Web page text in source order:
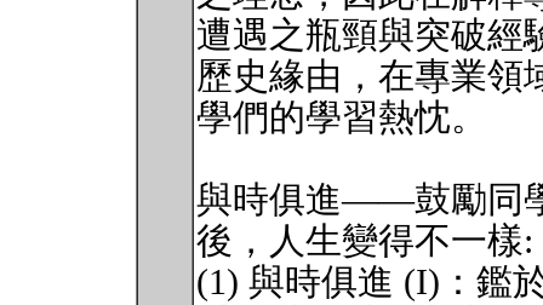
遭遇之瓶頸與突破經
歷史緣由，在專業領
學們的學習熱忱。
與時俱進——鼓勵同
後，人生變得不一樣:
(1) 與時俱進 (I)：鑑